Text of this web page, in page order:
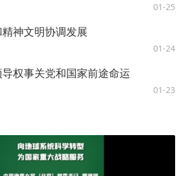
01-25
神文明协调发展
01-24
权事关党和国家前途命运
01-23